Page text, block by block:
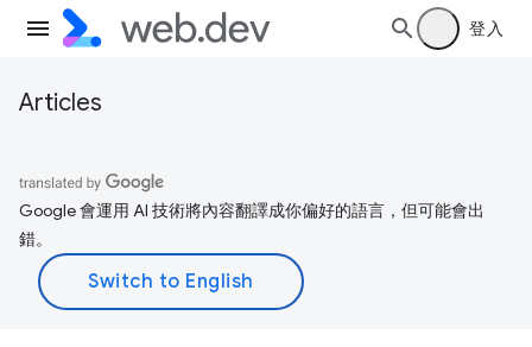
登入
Articles
Google 會運用 AI 技術將內容翻譯成你偏好的語言，但可能會出
錯。